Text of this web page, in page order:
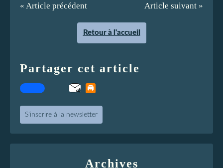
« Article précédent Article suivant »
Retour à l'accueil
Partager cet article
S'inscrire à la newsletter
Archives